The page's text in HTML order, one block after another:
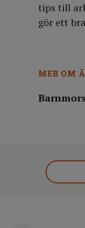
tips till
gör ett
MER OM